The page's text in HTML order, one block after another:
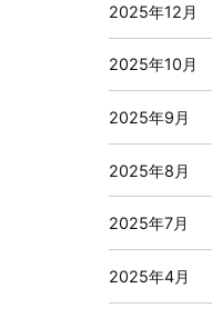
2025年12月
2025年10月
2025年9月
2025年8月
2025年7月
2025年4月